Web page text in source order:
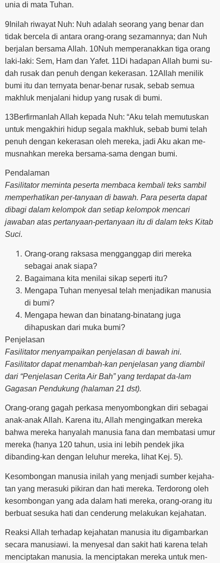
unia di mata Tuhan.
9Inilah riwayat Nuh: Nuh adalah seorang yang benar dan
tidak bercela di antara orang-orang sezamannya; dan Nuh
berjalan bersama Allah. 10Nuh memperanakkan tiga orang
laki-laki: Sem, Ham dan Yafet. 11Di hadapan Allah bumi su-
dah rusak dan penuh dengan kekerasan. 12Allah menilik
bumi itu dan ternyata benar-benar rusak, sebab semua
makhluk menjalani hidup yang rusak di bumi.
13Berfirmanlah Allah kepada Nuh: “Aku telah memutuskan
untuk mengakhiri hidup segala makhluk, sebab bumi telah
penuh dengan kekerasan oleh mereka, jadi Aku akan me-
musnahkan mereka bersama-sama dengan bumi.
Pendalaman
Fasilitator meminta peserta membaca kembali teks sambil
memperhatikan per-tanyaan di bawah. Para peserta dapat
dibagi dalam kelompok dan setiap kelompok mencari
jawaban atas pertanyaan-pertanyaan itu di dalam teks Kitab
Suci.
Orang-orang raksasa mengganggap diri mereka
sebagai anak siapa?
Bagaimana kita menilai sikap seperti itu?
Mengapa Tuhan menyesal telah menjadikan manusia
di bumi?
Mengapa hewan dan binatang-binatang juga
dihapuskan dari muka bumi?
Penjelasan
Fasilitator menyampaikan penjelasan di bawah ini.
Fasilitator dapat menambah-kan penjelasan yang diambil
dari “Penjelasan Cerita Air Bah” yang terdapat da-lam
Gagasan Pendukung (halaman 21 dst).
Orang-orang gagah perkasa menyombongkan diri sebagai
anak-anak Allah. Karena itu, Allah mengingatkan mereka
bahwa mereka hanyalah manusia fana dan membatasi umur
mereka (hanya 120 tahun, usia ini lebih pendek jika
dibanding-kan dengan leluhur mereka, lihat Kej. 5).
Kesombongan manusia inilah yang menjadi sumber kejaha-
tan yang merasuki pikiran dan hati mereka. Terdorong oleh
kesombongan yang ada dalam hati mereka, orang-orang itu
berbuat sesuka hati dan cenderung melakukan kejahatan.
Reaksi Allah terhadap kejahatan manusia itu digambarkan
secara manusiawi. Ia menyesal dan sakit hati karena telah
menciptakan manusia. Ia menciptakan mereka untuk men-